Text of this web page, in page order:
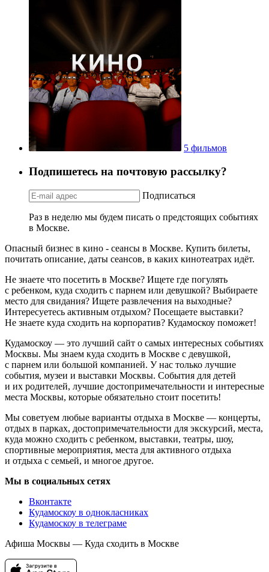
5 фильмов
Подпишетесь на почтовую рассылку?
Подписаться
Раз в неделю мы будем писать о предстоящих событиях
в Москве.
Опасный бизнес в кино - сеансы в Москве. Купить билеты,
почитать описание, даты сеансов, в каких кинотеатрах идёт.
Не знаете что посетить в Москве? Ищете где погулять
с ребенком, куда сходить с парнем или девушкой? Выбираете
место для свидания? Ищете развлечения на выходные?
Интересуетесь активным отдыхом? Посещаете выставки?
Не знаете куда сходить на корпоратив? Кудамоскоу поможет!
Кудамоскоу — это лучший сайт о самых интересных событиях
Москвы. Мы знаем куда сходить в Москве с девушкой,
с парнем или большой компанией. У нас только лучшие
события, музеи и выставки Москвы. События для детей
и их родителей, лучшие достопримечательности и интересные
места Москвы, которые обязательно стоит посетить!
Мы советуем любые варианты отдыха в Москве — концерты,
отдых в парках, достопримечательности для экскурсий, места,
куда можно сходить с ребенком, выставки, театры, шоу,
спортивные мероприятия, места для активного отдыха
и отдыха с семьей, и многое другое.
Мы в социальных сетях
Вконтакте
Кудамоскоу в однокласниках
Кудамоскоу в телеграме
Афиша Москвы — Куда сходить в Москве